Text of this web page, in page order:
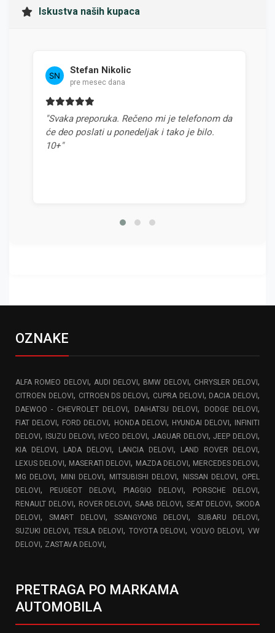
Iskustva naših kupaca
Stefan Nikolic
pre mesec dana
"Svaka preporuka. Rečeno mi je telefonom da
će deo poslati u ponedeljak i tako je bilo.
10+"
OZNAKE
ALFA ROMEO DELOVI, AUDI DELOVI, BMW DELOVI, CHRYSLER DELOVI,
CITROEN DELOVI, CITROEN DS DELOVI, CUPRA DELOVI, DACIA DELOVI,
DAEWOO - CHEVROLET DELOVI, DAIHATSU DELOVI, DODGE DELOVI,
FIAT DELOVI, FORD DELOVI, HONDA DELOVI, HYUNDAI DELOVI, INFINITI
DELOVI, ISUZU DELOVI, IVECO DELOVI, JAGUAR DELOVI,JEEP DELOVI,
KIA DELOVI, LADA DELOVI, LANCIA DELOVI, LAND ROVER DELOVI,
LEXUS DELOVI, MASERATI DELOVI, MAZDA DELOVI, MERCEDES DELOVI,
MG DELOVI, MINI DELOVI, MITSUBISHI DELOVI, NISSAN DELOVI, OPEL
DELOVI, PEUGEOT DELOVI, PIAGGIO DELOVI, PORSCHE DELOVI,
RENAULT DELOVI, ROVER DELOVI, SAAB DELOVI, SEAT DELOVI, SKODA
DELOVI,SMART DELOVI,SSANGYONG DELOVI, SUBARU DELOVI,
SUZUKI DELOVI,TESLA DELOVI, TOYOTA DELOVI, VOLVO DELOVI, VW
DELOVI, ZASTAVA DELOVI,
PRETRAGA PO MARKAMA
AUTOMOBILA